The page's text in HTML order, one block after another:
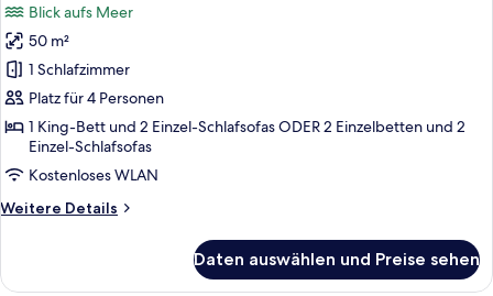
für
Premium
Sea
View
Suite
anzeigen
Blick aufs Meer
50 m²
1 Schlafzimmer
Platz für 4 Personen
1 King-Bett und 2 Einzel-Schlafsofas ODER 2 Einzelbetten und 2
Einzel-Schlafsofas
Kostenloses WLAN
Weitere Details
Weitere
Sea
Daten auswählen und Preise sehen